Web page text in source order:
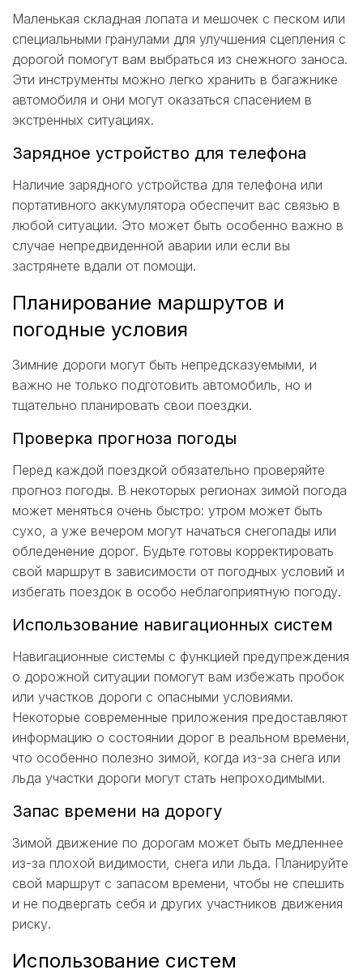
Маленькая складная лопата и мешочек с песком или
специальными гранулами для улучшения сцепления с
дорогой помогут вам выбраться из снежного заноса.
Эти инструменты можно легко хранить в багажнике
автомобиля и они могут оказаться спасением в
экстренных ситуациях.
Зарядное устройство для телефона
Наличие зарядного устройства для телефона или
портативного аккумулятора обеспечит вас связью в
любой ситуации. Это может быть особенно важно в
случае непредвиденной аварии или если вы
застрянете вдали от помощи.
Планирование маршрутов и
погодные условия
Зимние дороги могут быть непредсказуемыми, и
важно не только подготовить автомобиль, но и
тщательно планировать свои поездки.
Проверка прогноза погоды
Перед каждой поездкой обязательно проверяйте
прогноз погоды. В некоторых регионах зимой погода
может меняться очень быстро: утром может быть
сухо, а уже вечером могут начаться снегопады или
обледенение дорог. Будьте готовы корректировать
свой маршрут в зависимости от погодных условий и
избегать поездок в особо неблагоприятную погоду.
Использование навигационных систем
Навигационные системы с функцией предупреждения
о дорожной ситуации помогут вам избежать пробок
или участков дороги с опасными условиями.
Некоторые современные приложения предоставляют
информацию о состоянии дорог в реальном времени,
что особенно полезно зимой, когда из-за снега или
льда участки дороги могут стать непроходимыми.
Запас времени на дорогу
Зимой движение по дорогам может быть медленнее
из-за плохой видимости, снега или льда. Планируйте
свой маршрут с запасом времени, чтобы не спешить
и не подвергать себя и других участников движения
риску.
Использование систем